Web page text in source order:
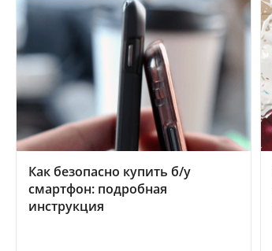
Как безопасно купить б/у
смартфон: подробная
инструкция